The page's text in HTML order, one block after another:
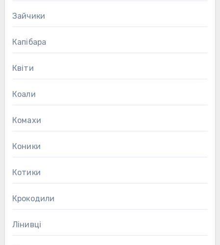
Зайчики
Капібара
Квіти
Коали
Комахи
Коники
Котики
Крокодили
Лінивці